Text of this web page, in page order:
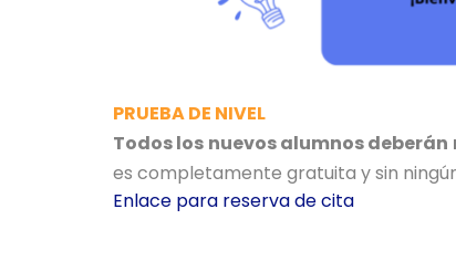
PRUEBA DE NIVEL
Todos los nuevos alumnos
es completamente gratuita y sin
Enlace para reserva de cita